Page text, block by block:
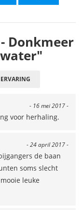
Donkmeer
- 16 mei 2017 -
voor herhaling.
- 24 april 2017 -
de baan
soms slecht
leuke